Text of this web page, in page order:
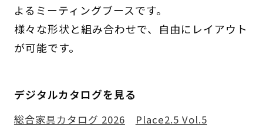
よるミーティングブースです。
様々な形状と組み合わせで、自由にレイアウト
が可能です。
デジタルカタログを見る
総合家具カタログ 2026 Place2.5 Vol.5